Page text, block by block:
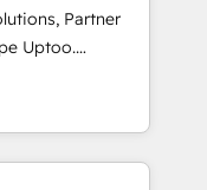
and
focus on
revenue.
Partner
Uptoo.
à unifier
HubSpot
: alignement
croissance